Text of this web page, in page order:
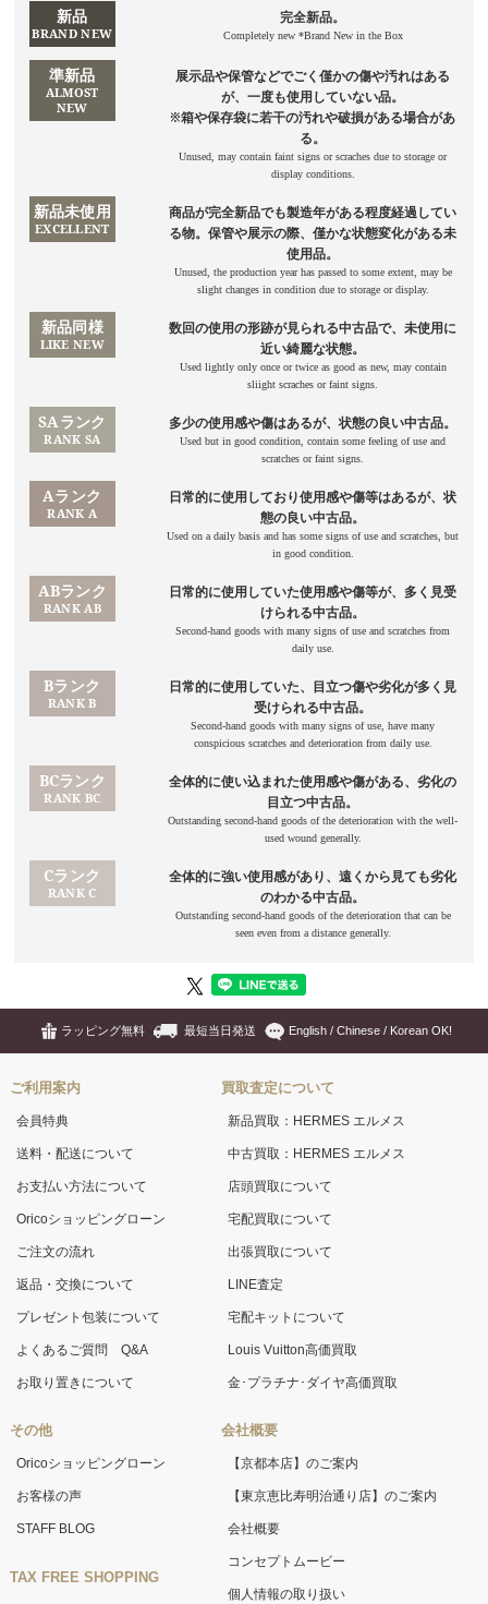
ラッピング無料 最短当日発送 English / Chinese / Korean OK!
ご利用案内
会員特典
送料・配送について
お支払い方法について
Oricoショッピングローン
ご注文の流れ
返品・交換について
プレゼント包装について
よくあるご質問 Q&A
お取り置きについて
その他
Oricoショッピングローン
お客様の声
STAFF BLOG
TAX FREE SHOPPING
買取査定について
新品買取：HERMES エルメス
中古買取：HERMES エルメス
店頭買取について
宅配買取について
出張買取について
LINE査定
宅配キットについて
Louis Vuitton高価買取
金･プラチナ･ダイヤ高価買取
会社概要
【京都本店】のご案内
【東京恵比寿明治通り店】のご案内
会社概要
コンセプトムービー
個人情報の取り扱い